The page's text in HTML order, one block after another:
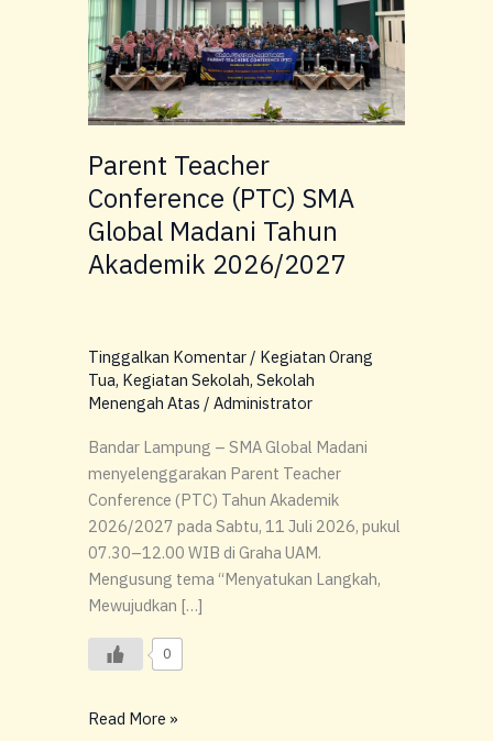
Parent Teacher
Conference (PTC) SMA
Global Madani Tahun
Akademik 2026/2027
Tinggalkan Komentar / Kegiatan Orang
Tua, Kegiatan Sekolah, Sekolah
Menengah Atas / Administrator
Bandar Lampung – SMA Global Madani
menyelenggarakan Parent Teacher
Conference (PTC) Tahun Akademik
2026/2027 pada Sabtu, 11 Juli 2026, pukul
07.30–12.00 WIB di Graha UAM.
Mengusung tema “Menyatukan Langkah,
Mewujudkan […]
0
SMA
Global
Madani
Tahun
Akademik
Read More »